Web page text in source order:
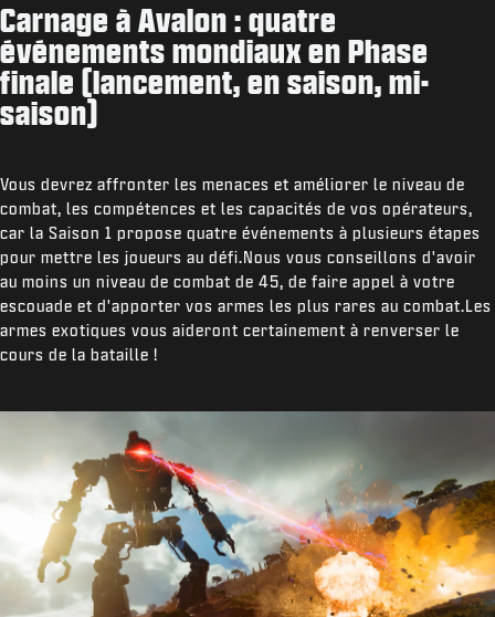
Carnage à Avalon : quatre
événements mondiaux en Phase
finale (lancement, en saison, mi-
saison)
Vous devrez affronter les menaces et améliorer le niveau de
combat, les compétences et les capacités de vos opérateurs,
car la Saison 1 propose quatre événements à plusieurs étapes
pour mettre les joueurs au défi.Nous vous conseillons d'avoir
au moins un niveau de combat de 45, de faire appel à votre
escouade et d'apporter vos armes les plus rares au combat.Les
armes exotiques vous aideront certainement à renverser le
cours de la bataille !